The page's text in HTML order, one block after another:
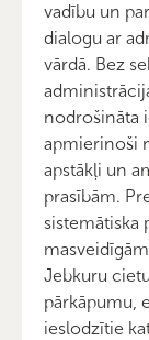
vadību un
dialogu ar
vārdā. Bez
nodrošināta
apmierinoši
apstākļi un
prasībām.
sistemātiska
Jebkuru
pārkāpumu,
ieslodzītie